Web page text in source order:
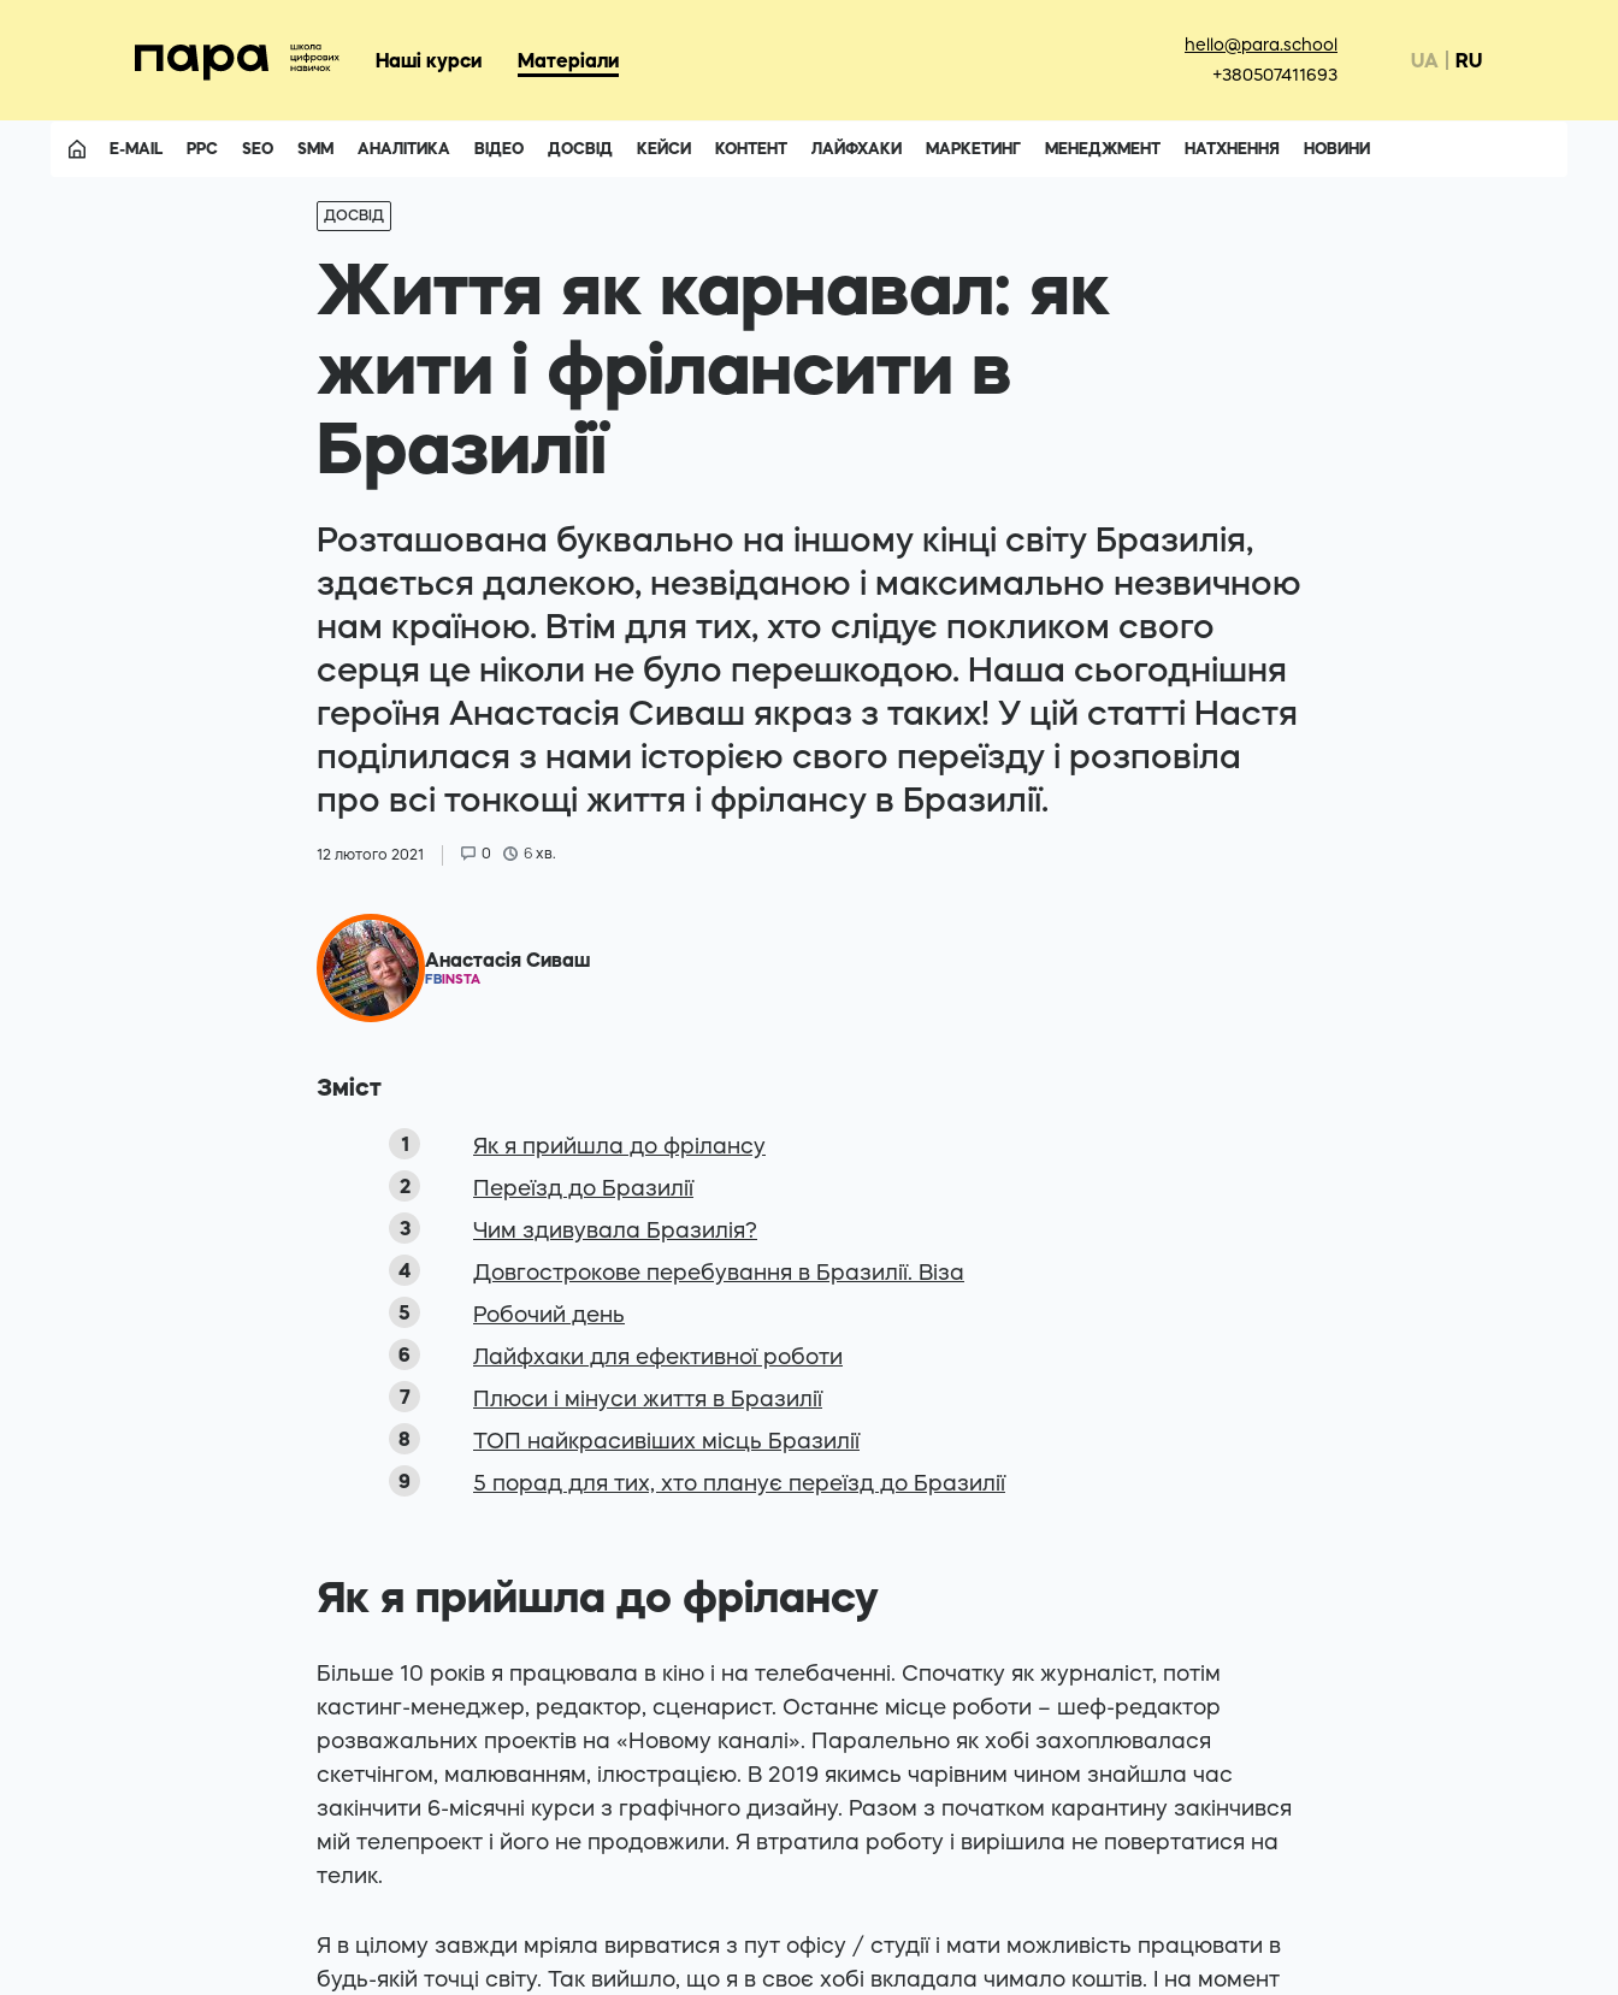
Наші курси Матеріали
Telegram
hello@para.school
+380507411693
UA RU
E-MAIL PPC SEO SMM АНАЛІТИКА ВІДЕО ДОСВІД КЕЙСИ КОНТЕНТ ЛАЙФХАКИ МАРКЕТИНГ МЕНЕДЖМЕНТ НАТХНЕННЯ НОВИНИ
ДОСВІД
Життя як карнавал: як
жити і фрілансити в
Бразилії
Розташована буквально на іншому кінці світу Бразилія,
здається далекою, незвіданою і максимально незвичною
нам країною. Втім для тих, хто слідує покликом свого
серця це ніколи не було перешкодою. Наша сьогоднішня
героїня Анастасія Сиваш якраз з таких! У цій статті Настя
поділилася з нами історією свого переїзду і розповіла
про всі тонкощі життя і фрілансу в Бразилії.
12 лютого 2021 0 6 хв.
Анастасія Сиваш
FB INSTA
Зміст
Як я прийшла до фрілансу
Переїзд до Бразилії
Чим здивувала Бразилія?
Довгострокове перебування в Бразилії. Віза
Робочий день
Лайфхаки для ефективної роботи
Плюси і мінуси життя в Бразилії
ТОП найкрасивіших місць Бразилії
5 порад для тих, хто планує переїзд до Бразилії
Як я прийшла до фрілансу
Більше 10 років я працювала в кіно і на телебаченні. Спочатку як журналіст, потім
кастинг-менеджер, редактор, сценарист. Останнє місце роботи – шеф-редактор
розважальних проектів на «Новому каналі». Паралельно як хобі захоплювалася
скетчінгом, малюванням, ілюстрацією. В 2019 якимсь чарівним чином знайшла час
закінчити 6-місячні курси з графічного дизайну. Разом з початком карантину закінчився
мій телепроект і його не продовжили. Я втратила роботу і вирішила не повертатися на
телик.
Я в цілому завжди мріяла вирватися з пут офісу / студії і мати можливість працювати в
будь-якій точці світу. Так вийшло, що я в своє хобі вкладала чимало коштів. І на момент